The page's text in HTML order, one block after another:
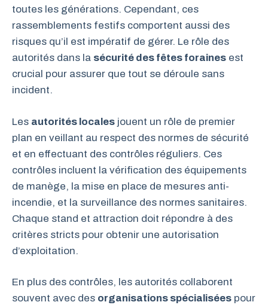
toutes les générations. Cependant, ces
rassemblements festifs comportent aussi des
risques qu’il est impératif de gérer. Le rôle des
autorités dans la sécurité des fêtes foraines est
crucial pour assurer que tout se déroule sans
incident.
Les autorités locales jouent un rôle de premier
plan en veillant au respect des normes de sécurité
et en effectuant des contrôles réguliers. Ces
contrôles incluent la vérification des équipements
de manège, la mise en place de mesures anti-
incendie, et la surveillance des normes sanitaires.
Chaque stand et attraction doit répondre à des
critères stricts pour obtenir une autorisation
d’exploitation.
En plus des contrôles, les autorités collaborent
souvent avec des organisations spécialisées pour